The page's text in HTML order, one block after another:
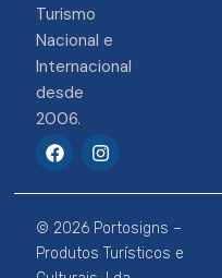
Turismo
Nacional e
Internacional
desde
2006.
F
a
e
b
o
o
k
I
n
t
a
g
r
a
© 2026 Portosigns –
Produtos Turísticos e